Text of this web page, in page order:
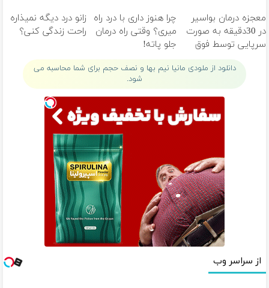
معجزه درمان بواسیر
در 30دقیقه به صورت
سرپایی توسط فوق
چرا هنوز داری با درد راه
میری؟ وقتی راه درمان
جلو پاته!
زانو درد دیگه نمیذاره
راحت زندگی کنی؟
دانلود از ملودی مانیا نیم بها و نصف حجم برای شما محاسبه می
شود.
از سراسر وب